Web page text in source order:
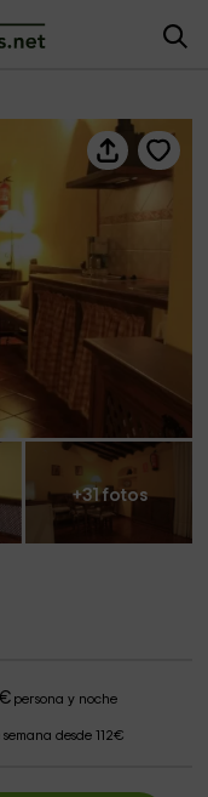
+31 fotos
persona y noche
desde 112€